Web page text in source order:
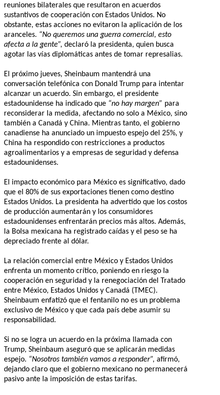
reuniones bilaterales que resultaron en acuerdos
sustantivos de cooperación con Estados Unidos. No
obstante, estas acciones no evitaron la aplicación de los
aranceles. “No queremos una guerra comercial, esto
afecta a la gente”, declaró la presidenta, quien busca
agotar las vías diplomáticas antes de tomar represalias.
El próximo jueves, Sheinbaum mantendrá una
conversación telefónica con Donald Trump para intentar
alcanzar un acuerdo. Sin embargo, el presidente
estadounidense ha indicado que “no hay margen” para
reconsiderar la medida, afectando no solo a México, sino
también a Canadá y China. Mientras tanto, el gobierno
canadiense ha anunciado un impuesto espejo del 25%, y
China ha respondido con restricciones a productos
agroalimentarios y a empresas de seguridad y defensa
estadounidenses.
El impacto económico para México es significativo, dado
que el 80% de sus exportaciones tienen como destino
Estados Unidos. La presidenta ha advertido que los costos
de producción aumentarán y los consumidores
estadounidenses enfrentarán precios más altos. Además,
la Bolsa mexicana ha registrado caídas y el peso se ha
depreciado frente al dólar.
La relación comercial entre México y Estados Unidos
enfrenta un momento crítico, poniendo en riesgo la
cooperación en seguridad y la renegociación del Tratado
entre México, Estados Unidos y Canadá (TMEC).
Sheinbaum enfatizó que el fentanilo no es un problema
exclusivo de México y que cada país debe asumir su
responsabilidad.
Si no se logra un acuerdo en la próxima llamada con
Trump, Sheinbaum aseguró que se aplicarán medidas
espejo. “Nosotros también vamos a responder”, afirmó,
dejando claro que el gobierno mexicano no permanecerá
pasivo ante la imposición de estas tarifas.